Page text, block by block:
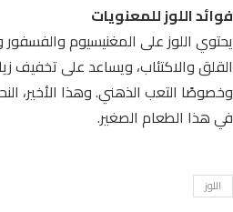
فوائد اللوز للمعنويات
يحتوي اللوز على المغنيسيوم
القلق والاكتئاب، ويساعد على تخفيف
وخصوصًا التعب الذهني. وهذا الأخير،
في هذا الطعام الصغير.
اللوز